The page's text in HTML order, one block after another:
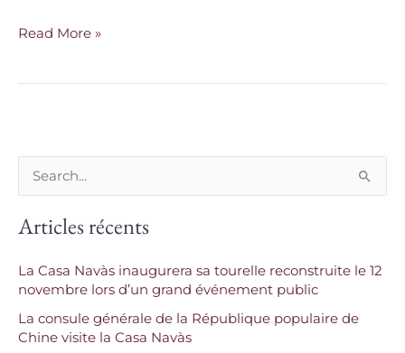
Read More »
c
e
r
c
Articles récents
La Casa Navàs inaugurera sa tourelle reconstruite le 12
novembre lors d’un grand événement public
La consule générale de la République populaire de
Chine visite la Casa Navàs